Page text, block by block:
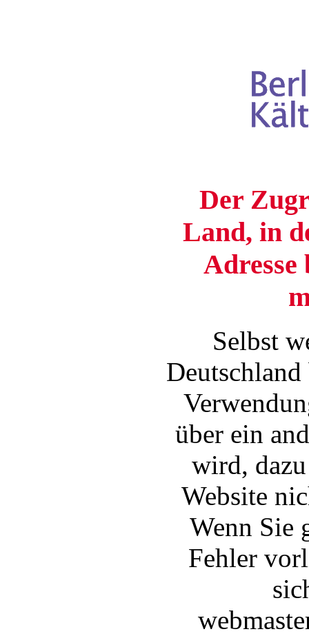
Der
Land, in
Adresse
Selbst
über ein
wird,
Website
Wenn Sie
Fehler